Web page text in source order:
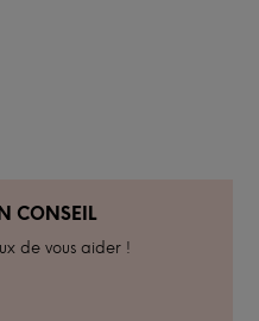
CONSEIL
de vous aider !